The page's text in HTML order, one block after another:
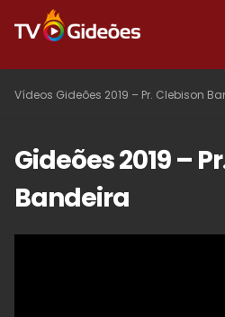
Vídeos Gideões 2019 – Pr. Clebison
Gideões 2019 –
Bandeira